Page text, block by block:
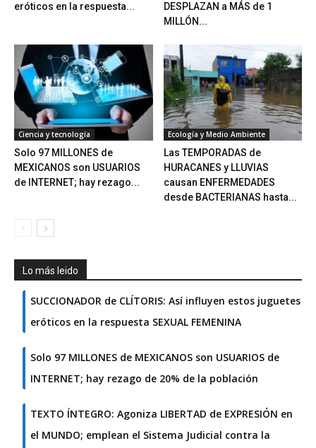
eróticos en la respuesta...
DESPLAZAN a MÁS de 1
MILLÓN...
Ciencia y tecnología
Solo 97 MILLONES de
MEXICANOS son USUARIOS
de INTERNET; hay rezago...
Ecología y Medio Ambiente
Las TEMPORADAS de
HURACANES y LLUVIAS
causan ENFERMEDADES
desde BACTERIANAS hasta...
Lo más leido
SUCCIONADOR de CLÍTORIS: Así influyen estos juguetes
eróticos en la respuesta SEXUAL FEMENINA
Solo 97 MILLONES de MEXICANOS son USUARIOS de
INTERNET; hay rezago de 20% de la población
TEXTO ÍNTEGRO: Agoniza LIBERTAD de EXPRESIÓN en
el MUNDO; emplean el Sistema Judicial contra la